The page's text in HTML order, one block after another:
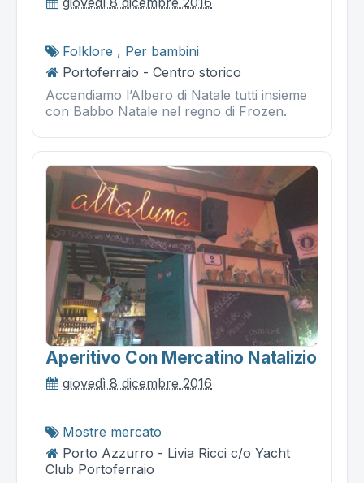
Folklore , Per bambini
Portoferraio - Centro storico
Accendiamo l’Albero di Natale tutti insieme
con Babbo Natale nel regno di Frozen.
Aperitivo Con Mercatino Natalizio
giovedì 8 dicembre 2016
Mostre mercato
Porto Azzurro - Livia Ricci c/o Yacht
Club Portoferraio